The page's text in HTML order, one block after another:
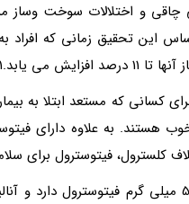
چاقی و اختلالات سوخت وساز
می یابد.1
کسانی که مستعد ابتلا به
هستند. به علاوه دارای
کلسترول، فیتوسترول